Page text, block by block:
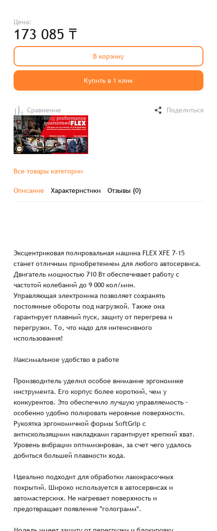
Цена:
173 085 ₸
В корзину
Купить в 1 клик
Сравнение Поделиться
Все товары категории
Описание Характеристики Отзывы (0)
Эксцентриковая полировальная машина FLEX XFE 7-15
станет отличным приобретением для любого автосервиса.
Двигатель мощностью 710 Вт обеспечивает работу с
частотой колебаний до 9 000 кол/мин.
Управляющая электроника позволяет сохранять
постоянные обороты под нагрузкой. Также она
гарантирует плавный пуск, защиту от перегрева и
перегрузки. То, что надо для интенсивного
использования!
Максимальное удобство в работе
Производитель уделил особое внимание эргономике
инструмента. Его корпус более короткий, чем у
конкурентов. Это обеспечило лучшую управляемость –
особенно удобно полировать неровные поверхности.
Рукоятка эргономичной формы SoftGrip с
антискользящими накладками гарантирует крепкий хват.
Уровень вибрации оптимизирован, за счет чего удалось
добиться большей плавности хода.
Идеально подходит для обработки лакокрасочных
покрытий. Широко используется в автосервисах и
автомастерских. Не нагревает поверхность и
предотвращает появление "голограмм".